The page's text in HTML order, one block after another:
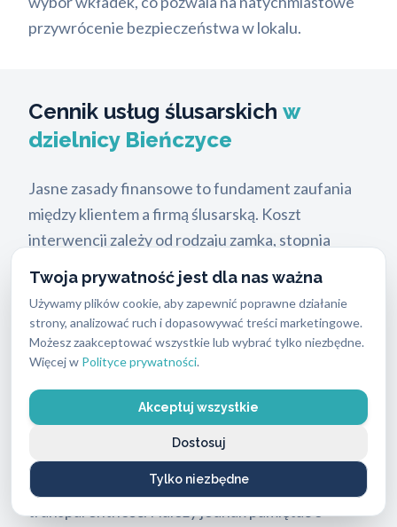
Twoja prywatność jest dla nas ważna
Używamy plików cookie, aby zapewnić poprawne działanie
strony, analizować ruch i dopasowywać treści marketingowe.
Możesz zaakceptować wszystkie lub wybrać tylko niezbędne.
Więcej w Polityce prywatności.
Akceptuj wszystkie
Tylko niezbędne
Dostosuj
przywrócenie bezpieczeństwa w lokalu.
Cennik usług ślusarskich w
dzielnicy Bieńczyce
Jasne zasady finansowe to fundament zaufania
między klientem a firmą ślusarską. Koszt
interwencji zależy od rodzaju zamka, stopnia
skomplikowania awarii oraz pory wezwania.
Podstawowa opłata za przyjazd i otwarcie
standardowego zamka waha się od 250 do 400
PLN. Klient zawsze poznaje szacunkowe koszty z
oferty przed rozpoczęciem jakichkolwiek prac
technicznych.
Wiele firm ukrywa koszty dojazdu lub dolicza
niejasne opłaty manipulacyjne. W ABC
Zabezpieczeń stawiamy na pełną
transparentność. Należy jednak pamiętać o